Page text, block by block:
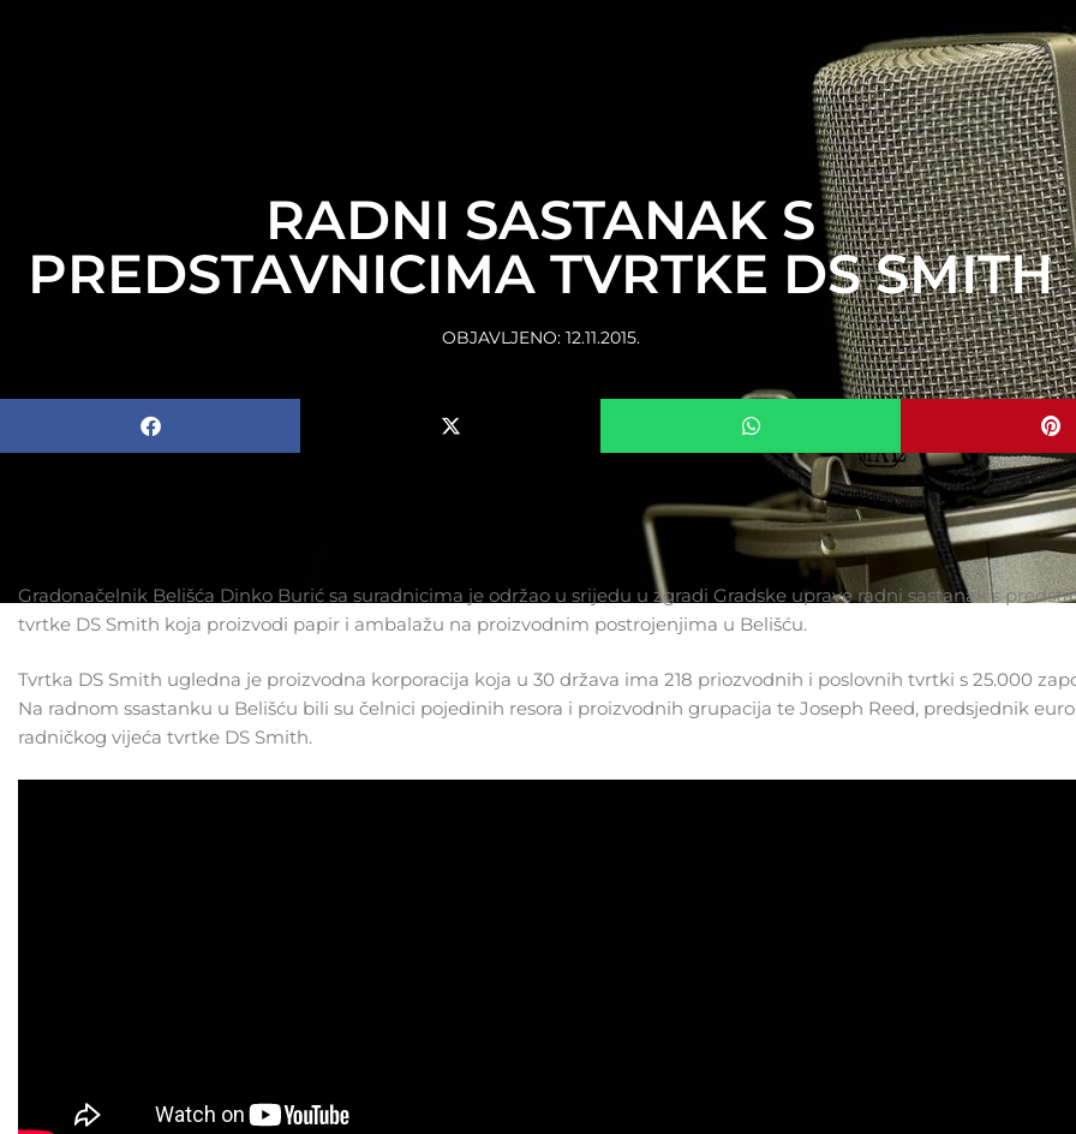
RADNI SASTANAK S
PREDSTAVNICIMA TVRTKE DS SMITH
OBJAVLJENO: 12.11.2015.
Gradonačelnik Belišća Dinko Burić sa suradnicima je održao u srijedu u zgradi Gradske uprave radni sastanak s
tvrtke DS Smith koja proizvodi papir i ambalažu na proizvodnim postrojenjima u Belišću.
Tvrtka DS Smith ugledna je proizvodna korporacija koja u 30 država ima 218 priozvodnih i poslovnih tvrtki s 25.000
Na radnom ssastanku u Belišću bili su čelnici pojedinih resora i proizvodnih grupacija te Joseph Reed, predsjednik
radničkog vijeća tvrtke DS Smith.